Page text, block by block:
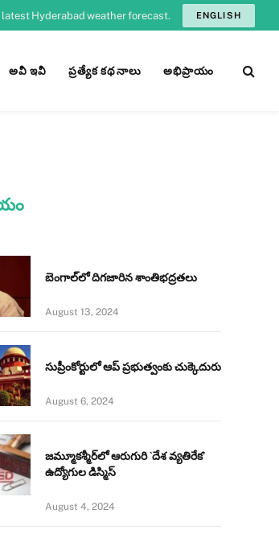
ENGLISH
అవీ ఇవీ ప్రత్యేక కథనాలు అభిప్రాయం
బెంగాల్‌లో దిగజారిన శాంతిభద్రతలు
August 13, 2024
సుప్రీంకోర్టులో ఆప్ ప్రభుత్వంకు చుక్కెదురు
August 6, 2024
జమ్మూకశ్మీర్‌లో ఆరుగురి `దేశ వ్యతిరేక’
ఉద్యోగుల డిస్మిస్‌
August 4, 2024